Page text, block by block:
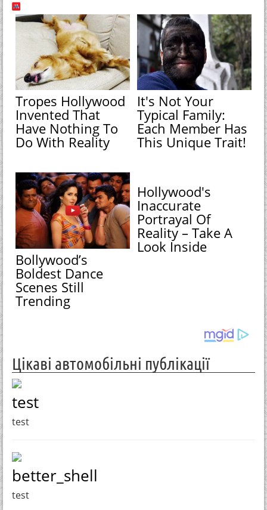
Tropes Hollywood
Invented That
Have Nothing To
Do With Reality
It's Not Your
Typical Family:
Each Member Has
This Unique Trait!
Bollywood’s
Boldest Dance
Scenes Still
Trending
Hollywood's
Inaccurate
Portrayal Of
Reality – Take A
Look Inside
Цікаві автомобільні публікації
test
test
better_shell
test